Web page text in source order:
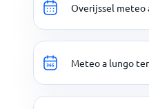
Overijssel meteo
Meteo a lungo